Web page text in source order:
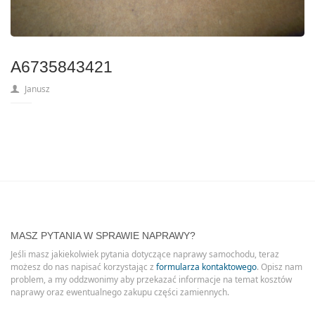
A6735843421
Janusz
MASZ PYTANIA W SPRAWIE NAPRAWY?
Jeśli masz jakiekolwiek pytania dotyczące naprawy samochodu, teraz
możesz do nas napisać korzystając z formularza kontaktowego. Opisz nam
problem, a my oddzwonimy aby przekazać informacje na temat kosztów
naprawy oraz ewentualnego zakupu części zamiennych.